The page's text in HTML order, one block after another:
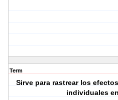
Term
Sirve para rastrear los
individuales